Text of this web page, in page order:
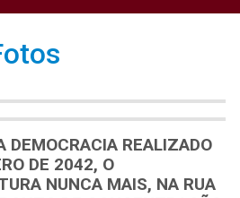
DEMOCRACIA REALIZADO
DE 2042, O
NUNCA MAIS, NA RUA